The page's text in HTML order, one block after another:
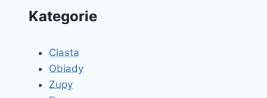
Kategorie
Ciasta
Obiady
Zupy